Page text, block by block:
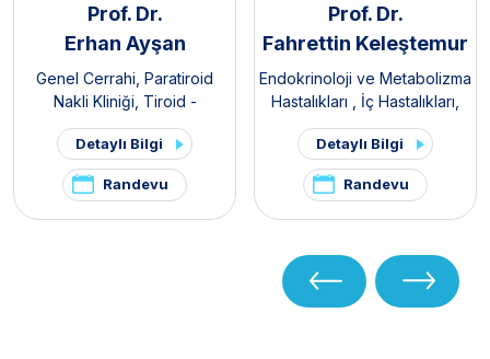
Prof. Dr.
Erhan Ayşan
Genel Cerrahi Paratiroid
Nakli Kliniği Tiroid -
Paratiroid Hastalıkları ve
Cerrahisi Kliniği,Endokrin
Cerrahisi
Detaylı Bilgi
Randevu
Prof. Dr.
Fahrettin Keleştemur
Endokrinoloji ve Metabolizma
Hastalıkları
İç Hastalıkları
Tiroid - Paratiroid Hastalıkları
ve Cerrahisi Kliniği,
Hipofiz
Kliniği,Polikistik Over
Sendromu / PKOS ve
Hirsutizm Kliniği,Hirsutizm
Endometriozis Kliniği
Detaylı Bilgi
Randevu